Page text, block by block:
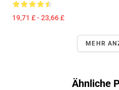
19,71 £ - 23,66 £
MEHR
Ähnliche